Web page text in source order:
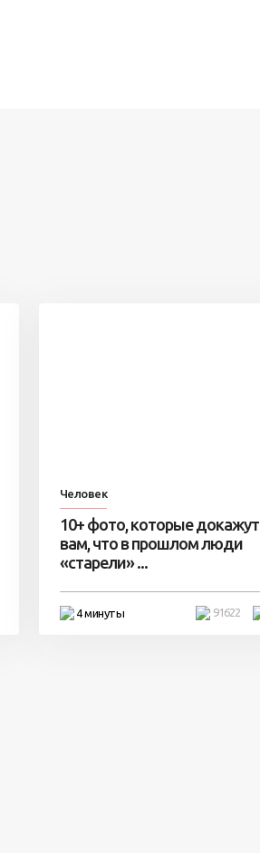
Человек
10+ фото, которые докажут
вам, что в прошлом люди
«старели» ...
4 минуты 91622